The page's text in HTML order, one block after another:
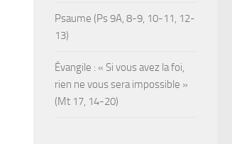
Psaume (Ps 9A, 8-9, 10-11, 12-
13)
Évangile : « Si vous avez la foi,
rien ne vous sera impossible »
(Mt 17, 14-20)